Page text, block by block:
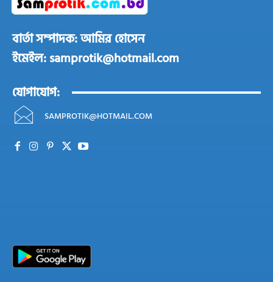
বার্তা সম্পাদক: আমির হোসেন
ইমেইল: samprotik@hotmail.com
যোগাযোগ:
SAMPROTIK@HOTMAIL.COM